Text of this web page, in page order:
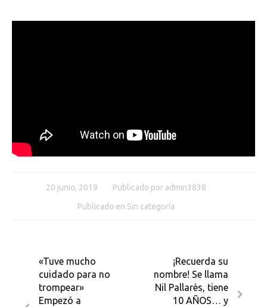
20 junio, 2019 Publicado por admin3838
Publicado en Sin categoría
«Tuve mucho
cuidado para no
trompear»
Empezó a
¡Recuerda su
nombre! Se llama
Nil Pallarès, tiene
10 AÑOS… y